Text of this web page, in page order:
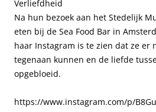
Verliefdheid
Na hun bezoek aan het Stedelijk
eten bij de Sea Food Bar in
haar Instagram is te zien dat ze er
tegenaan kunnen en de liefde
opgebloeid.
https://www.instagram.com/p/